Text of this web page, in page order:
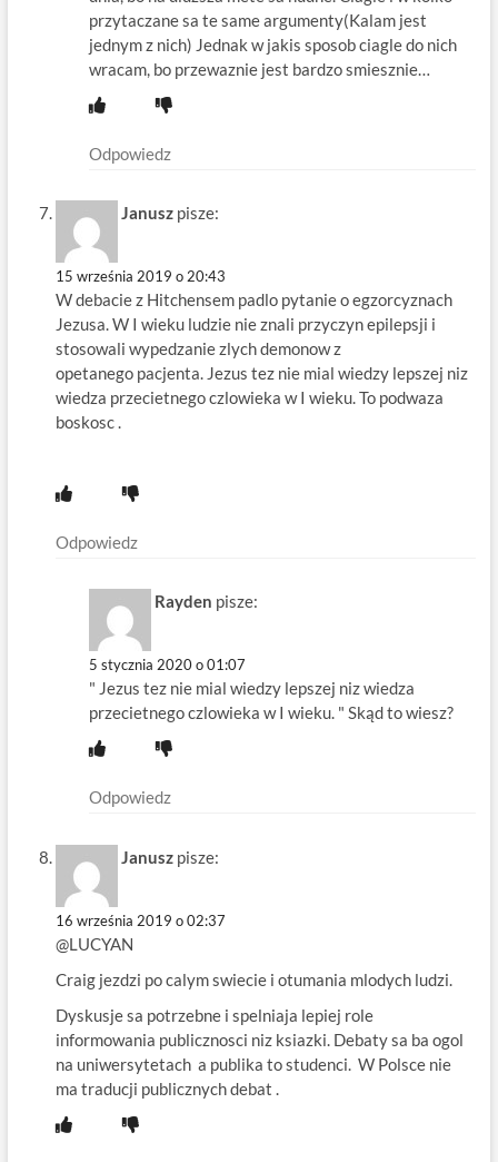
przytaczane sa te same argumenty(Kalam jest
jednym z nich) Jednak w jakis sposob ciagle do nich
wracam, bo przewaznie jest bardzo smiesznie…
Odpowiedz
Janusz pisze:
15 września 2019 o 20:43
W debacie z Hitchensem padlo pytanie o egzorcyznach
Jezusa. W I wieku ludzie nie znali przyczyn epilepsji i
stosowali wypedzanie zlych demonow z
opetanego pacjenta. Jezus tez nie mial wiedzy lepszej niz
wiedza przecietnego czlowieka w I wieku. To podwaza
boskosc .
Odpowiedz
Rayden pisze:
5 stycznia 2020 o 01:07
" Jezus tez nie mial wiedzy lepszej niz wiedza
przecietnego czlowieka w I wieku. " Skąd to wiesz?
Odpowiedz
Janusz pisze:
16 września 2019 o 02:37
@LUCYAN
Craig jezdzi po calym swiecie i otumania mlodych ludzi.
Dyskusje sa potrzebne i spelniaja lepiej role
informowania publicznosci niz ksiazki. Debaty sa ba ogol
na uniwersytetach a publika to studenci. W Polsce nie
ma traducji publicznych debat .